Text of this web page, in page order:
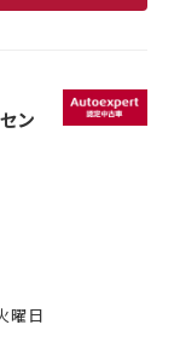
ン
曜日